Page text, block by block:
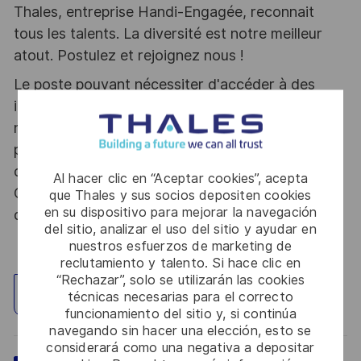
Al hacer clic en “Aceptar cookies”, acepta
que Thales y sus socios depositen cookies
en su dispositivo para mejorar la navegación
del sitio, analizar el uso del sitio y ayudar en
nuestros esfuerzos de marketing de
reclutamiento y talento. Si hace clic en
“Rechazar”, solo se utilizarán las cookies
técnicas necesarias para el correcto
funcionamiento del sitio y, si continúa
navegando sin hacer una elección, esto se
considerará como una negativa a depositar
Thales, entreprise Handi-Engagée, reconnait
tous les talents. La diversité est notre meilleur
atout. Postulez et rejoignez nous !
Le poste pouvant nécessiter d'accéder à des
informations relevant du secret de la défense
nationale, la personne retenue fera l'objet d'une
procédure d’habilitation, conformément aux
dispositions des articles R.2311-1 et suivants du
Code de la défense et de l’IGI 1300 SGDSN/PSE
du 09 août 2021.
Explorar ubicación